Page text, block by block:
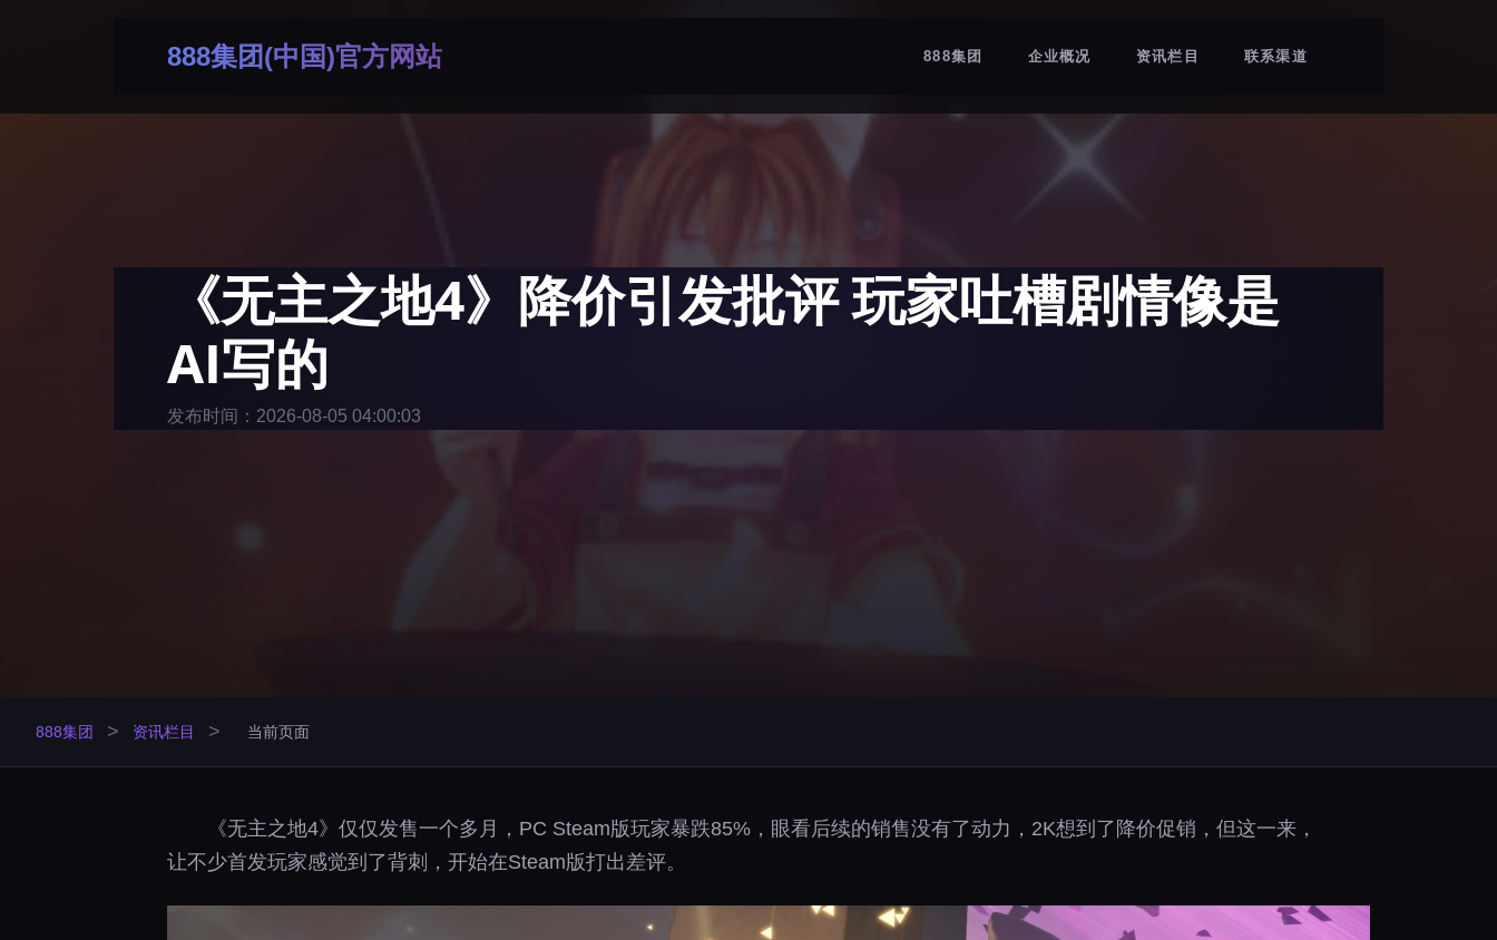
888集团(中国)官方网站 888集团 企业概况 资讯栏目 联系渠道
《无主之地4》降价引发批评 玩家吐槽剧情像是
AI写的
发布时间：2026-08-05 04:00:03
888集团 > 资讯栏目 > 当前页面
《无主之地4》仅仅发售一个多月，PC Steam版玩家暴跌85%，眼看后续的销售没有了动力，2K想到了降价促销，但这一来，
让不少首发玩家感觉到了背刺，开始在Steam版打出差评。